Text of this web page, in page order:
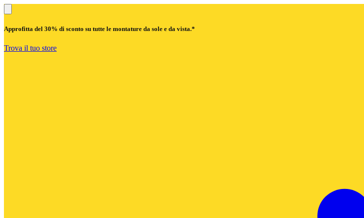
Approfitta del 30% di sconto su tutte le montature da sole e da vista.*
Trova il tuo store